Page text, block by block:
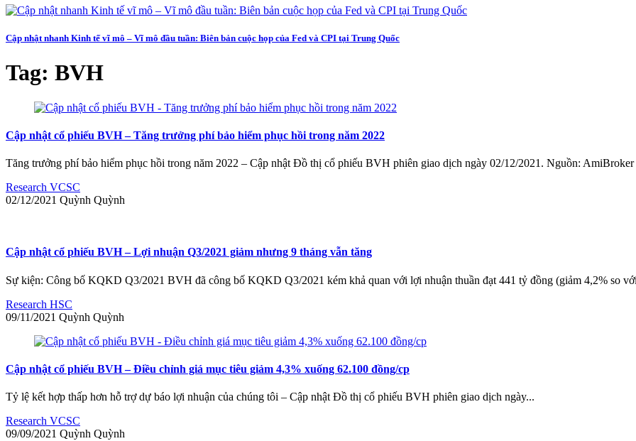
Cập nhật nhanh Kinh tế vĩ mô – Vĩ mô đầu tuần: Biên bản cuộc họp của Fed và CPI tại Trung Quốc
Tag: BVH
Cập nhật cổ phiếu BVH – Tăng trưởng phí bảo hiểm phục hồi trong năm 2022
Tăng trưởng phí bảo hiểm phục hồi trong năm 2022 – Cập nhật Đồ thị cổ phiếu BVH phiên giao dịch ngày 02/12/2021. Nguồn: AmiBroker
Research VCSC
02/12/2021 Quỳnh Quỳnh
Cập nhật cổ phiếu BVH – Lợi nhuận Q3/2021 giảm nhưng 9 tháng vẫn tăng
Sự kiện: Công bố KQKD Q3/2021 BVH đã công bố KQKD Q3/2021 kém khả quan với lợi nhuận thuần đạt 441 tỷ đồng (giảm 4,2% so
Research HSC
09/11/2021 Quỳnh Quỳnh
Cập nhật cổ phiếu BVH – Điều chỉnh giá mục tiêu giảm 4,3% xuống 62.100 đồng/cp
Tỷ lệ kết hợp thấp hơn hỗ trợ dự báo lợi nhuận của chúng tôi – Cập nhật Đồ thị cổ phiếu BVH phiên giao dịch ngày...
Research VCSC
09/09/2021 Quỳnh Quỳnh